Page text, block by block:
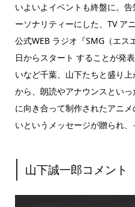
いよいよイベントも終盤に。
ーソナリティーにした、TV ア
公式WEB ラジオ『SMG（エ
日からスタート することが発
いなど千葉、山下たちと盛り
から、朗読やアナウンスとい
に向き合って制作されたアニ
いというメッセージが贈られ、
山下誠一郎コメント